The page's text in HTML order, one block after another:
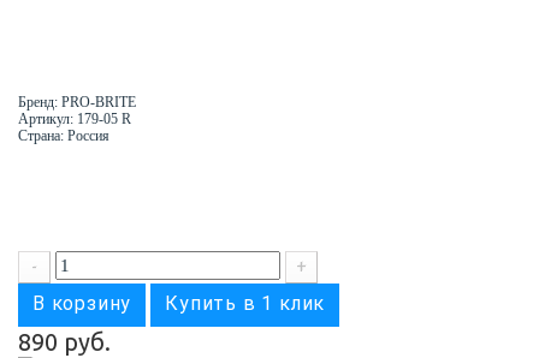
Бренд: PRO-BRITE
Артикул: 179-05 R
Страна: Россия
- +
В корзину Купить в 1 клик
890 руб.